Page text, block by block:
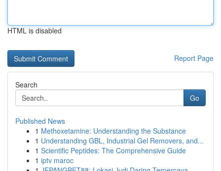
HTML is disabled
Report Page
Search
Go
Published News
1 Methoxetamine: Understanding the Substance
1 Understanding GBL, Industrial Gel Removers, and...
1 Scientific Peptides: The Comprehensive Guide
1 iptv maroc